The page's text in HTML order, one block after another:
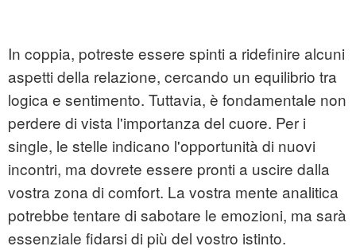
In coppia, potreste essere spinti a ridefinire alcuni
aspetti della relazione, cercando un equilibrio tra
logica e sentimento. Tuttavia, è fondamentale non
perdere di vista l'importanza del cuore. Per i
single, le stelle indicano l'opportunità di nuovi
incontri, ma dovrete essere pronti a uscire dalla
vostra zona di comfort. La vostra mente analitica
potrebbe tentare di sabotare le emozioni, ma sarà
essenziale fidarsi di più del vostro istinto.